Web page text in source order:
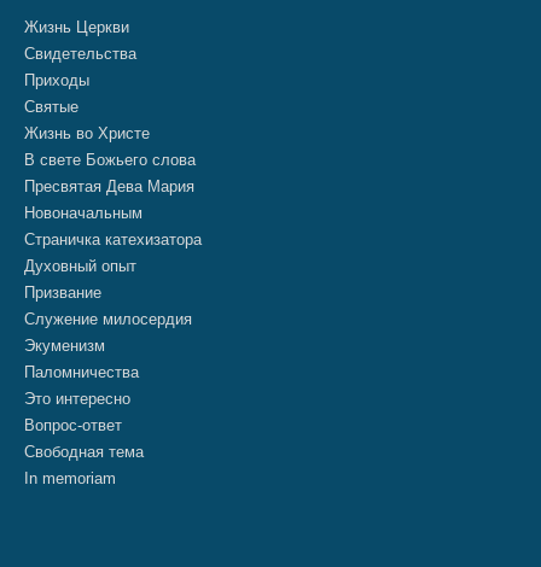
Жизнь Церкви
Свидетельства
Приходы
Святые
Жизнь во Христе
В свете Божьего слова
Пресвятая Дева Мария
Новоначальным
Страничка катехизатора
Духовный опыт
Призвание
Служение милосердия
Экуменизм
Паломничества
Это интересно
Вопрос-ответ
Свободная тема
In memoriam